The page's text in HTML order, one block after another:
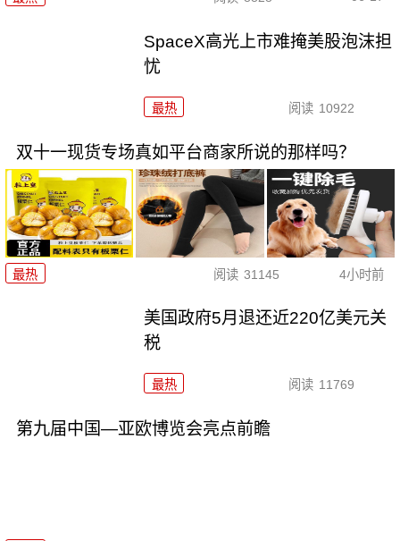
SpaceX高光上市难掩美股泡沫担
忧
最热 阅读 10922
双十一现货专场真如平台商家所说的那样吗？
最热 阅读 31145 4小时前
美国政府5月退还近220亿美元关
税
最热 阅读 11769
第九届中国—亚欧博览会亮点前瞻